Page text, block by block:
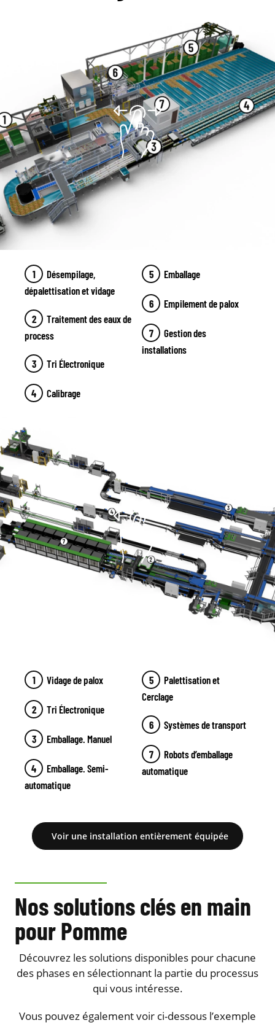
Désempilage,
dépalettisation et vidage
Traitement des eaux de
process
Tri Électronique
Calibrage
Emballage
Empilement de palox
Gestion des
installations
Vidage de palox
Tri Électronique
Emballage. Manuel
Emballage. Semi-
automatique
Palettisation et
Cerclage
Systèmes de transport
Robots d’emballage
automatique
Voir une installation entièrement équipée
Nos solutions clés en main
pour Pomme
Découvrez les solutions disponibles pour chacune
des phases en sélectionnant la partie du processus
qui vous intéresse.
Vous pouvez également voir ci-dessous l’exemple